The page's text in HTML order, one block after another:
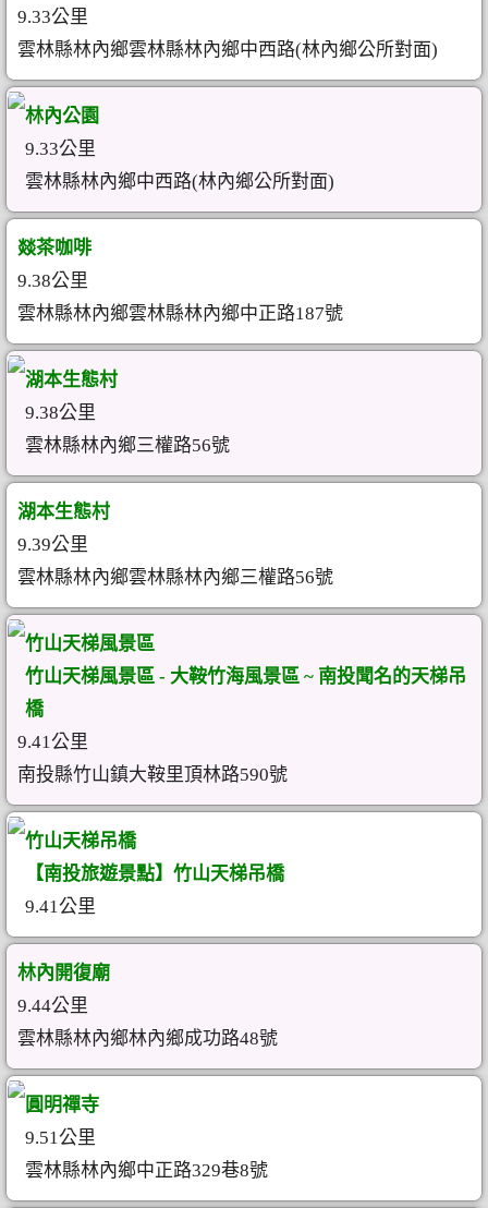
9.33公里
雲林縣林內鄉雲林縣林內鄉中西路(林內鄉公所對面)
林內公園
9.33公里
雲林縣林內鄉中西路(林內鄉公所對面)
燚茶咖啡
9.38公里
雲林縣林內鄉雲林縣林內鄉中正路187號
湖本生態村
9.38公里
雲林縣林內鄉三權路56號
湖本生態村
9.39公里
雲林縣林內鄉雲林縣林內鄉三權路56號
竹山天梯風景區
竹山天梯風景區 - 大鞍竹海風景區 ~ 南投聞名的天梯吊
橋
9.41公里
南投縣竹山鎮大鞍里頂林路590號
竹山天梯吊橋
【南投旅遊景點】竹山天梯吊橋
9.41公里
林內開復廟
9.44公里
雲林縣林內鄉林內鄉成功路48號
圓明禪寺
9.51公里
雲林縣林內鄉中正路329巷8號